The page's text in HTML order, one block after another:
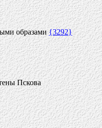
образами{3292}
Пскова